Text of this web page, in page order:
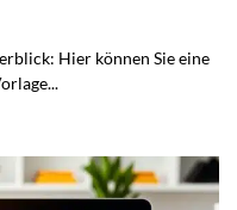
Hier können Sie eine